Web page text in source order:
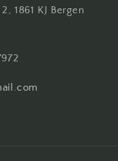
1861 KJ Bergen